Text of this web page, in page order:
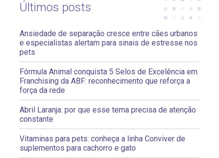
Últimos posts
Ansiedade de separação cresce entre cães urbanos
e especialistas alertam para sinais de estresse nos
pets
Fórmula Animal conquista 5 Selos de Excelência em
Franchising da ABF: reconhecimento que reforça a
força da rede
Abril Laranja: por que esse tema precisa de atenção
constante
Vitaminas para pets: conheça a linha Conviver de
suplementos para cachorro e gato